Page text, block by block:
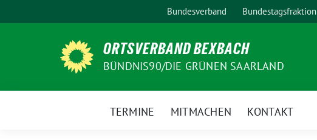
zum
Bundesverband Bundestagsfraktion
ORTSVERBAND BEXBACH
BÜNDNIS90/DIE GRÜNEN SAARLAND
TERMINE MITMACHEN KONTAKT